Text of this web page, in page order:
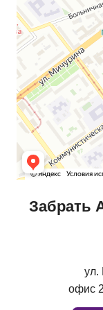
Забрать
ул.
офис